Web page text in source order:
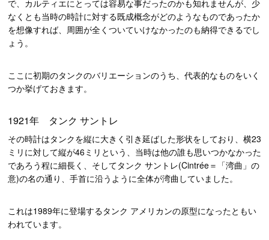
で、カルティエにとっては容易な事だったのかも知れませんが、少
なくとも当時の時計に対する既成概念がどのようなものであったか
を想像すれば、周囲が全くついていけなかったのも納得できるでし
ょう。
ここに初期のタンクのバリエーションのうち、代表的なものをいく
つか挙げておきます。
1921年 タンク サントレ
その時計はタンクを縦に大きく引き延ばした形状をしており、横23
ミリに対して縦が46ミリという、当時は他の誰も思いつかなかった
であろう程に細長く、そしてタンク サントレ(Cintrée＝「湾曲」の
意)の名の通り、手首に沿うように全体が湾曲していました。
これは1989年に登場するタンク アメリカンの原型になったともい
われています。